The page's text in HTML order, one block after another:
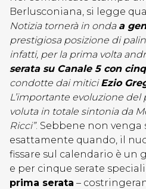
Berlusconiana, si legge
Notizia tornerà in onda a
prestigiosa posizione di
infatti, per la prima volta
serata su Canale 5 con
condotte dai miticiEzio
L’importante evoluzione
voluta in totale sintonia da
Ricci”. Sebbene non venga
esattamente quando, il
fissare sul calendario è un
e per cinque serate speciali
prima serata –